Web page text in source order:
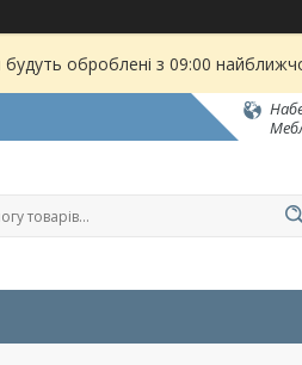
оброблені з 09:00